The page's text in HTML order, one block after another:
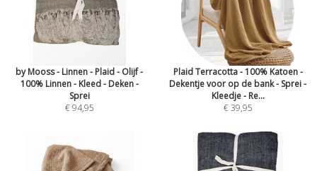
by Mooss - Linnen - Plaid - Olijf -
100% Linnen - Kleed - Deken -
Sprei
€ 94,95
Plaid Terracotta - 100% Katoen -
Dekentje voor op de bank - Sprei -
Kleedje - Re...
€ 39,95